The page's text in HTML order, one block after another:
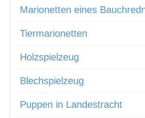
Marionetten eines
Tiermarionetten
Holzspielzeug
Blechspielzeug
Puppen in Landestracht